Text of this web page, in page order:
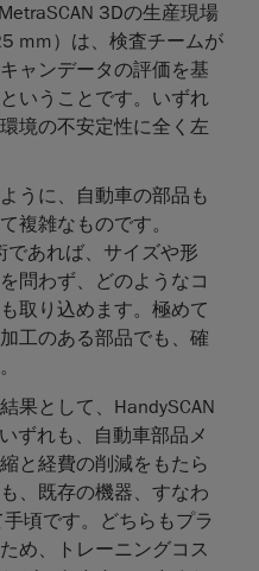
3Dの生産現場
mm）は、検査チームが
ャンデータの評価を基
いうことです。いずれ
境の不安定性に全く左
うに、自動車の部品も
複雑なものです。
あれば、サイズや形
問わず、どのようなコ
取り込めます。極めて
工のある部品でも、確
結果として、HandySCAN
ずれも、自動車部品メ
と経費の削減をもたら
、既存の機器、すなわ
頃です。どちらもプラ
め、トレーニングコス